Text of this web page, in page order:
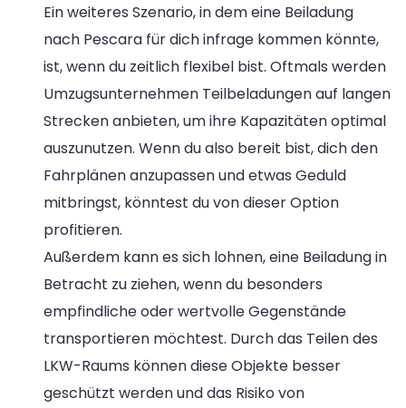
Ein weiteres Szenario, in dem eine Beiladung
nach Pescara für dich infrage kommen könnte,
ist, wenn du zeitlich flexibel bist. Oftmals werden
Umzugsunternehmen Teilbeladungen auf langen
Strecken anbieten, um ihre Kapazitäten optimal
auszunutzen. Wenn du also bereit bist, dich den
Fahrplänen anzupassen und etwas Geduld
mitbringst, könntest du von dieser Option
profitieren.
Außerdem kann es sich lohnen, eine Beiladung in
Betracht zu ziehen, wenn du besonders
empfindliche oder wertvolle Gegenstände
transportieren möchtest. Durch das Teilen des
LKW-Raums können diese Objekte besser
geschützt werden und das Risiko von